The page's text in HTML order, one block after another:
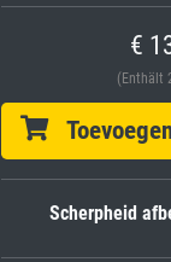
€
(Enthält
Scherpheid